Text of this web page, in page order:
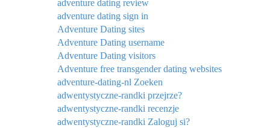
adventure dating review
adventure dating sign in
Adventure Dating sites
Adventure Dating username
Adventure Dating visitors
Adventure free transgender dating websites
adventure-dating-nl Zoeken
adwentystyczne-randki przejrze?
adwentystyczne-randki recenzje
adwentystyczne-randki Zaloguj si?